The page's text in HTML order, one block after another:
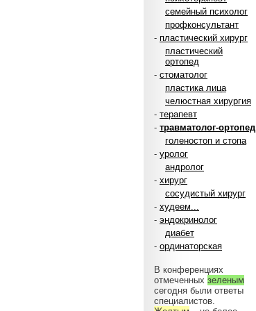
семейный психолог
профконсультант
- пластический хирург
пластический
ортопед
- стоматолог
пластика лица
челюстная хирургия
- терапевт
- травматолог-ортопед
голеностоп и стопа
- уролог
андролог
- хирург
сосудистый хирург
- худеем...
- эндокринолог
диабет
- ординаторская
В конференциях
отмеченных зеленым
сегодня были ответы
специалистов.